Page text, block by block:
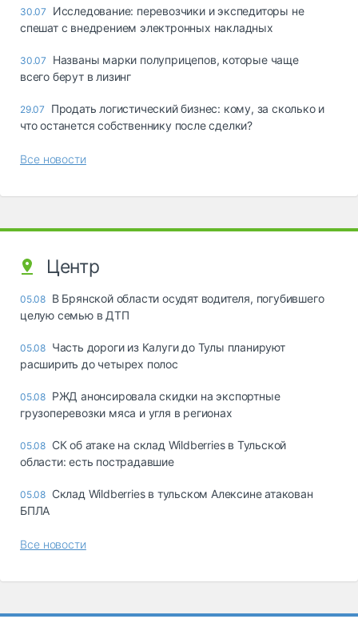
30.07
Исследование: перевозчики и экспедиторы не
спешат с внедрением электронных накладных
30.07
Названы марки полуприцепов, которые чаще
всего берут в лизинг
29.07
Продать логистический бизнес: кому, за сколько и
что останется собственнику после сделки?
Все новости
Центр
05.08 В Брянской области осудят водителя, погубившего
целую семью в ДТП
05.08 Часть дороги из Калуги до Тулы планируют
расширить до четырех полос
05.08 РЖД анонсировала скидки на экспортные
грузоперевозки мяса и угля в регионах
05.08 СК об атаке на склад Wildberries в Тульской
области: есть пострадавшие
05.08 Склад Wildberries в тульском Алексине атакован
БПЛА
Все новости